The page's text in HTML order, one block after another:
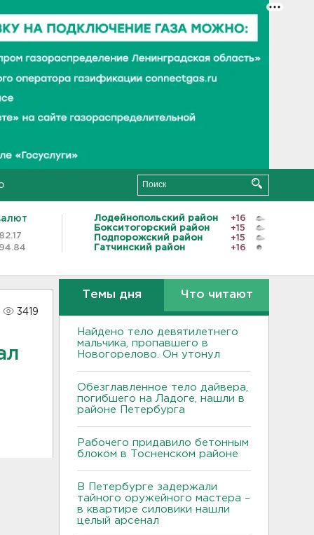
82.17
94.84
Лодейнопольский район
+16
Бокситогорский район
+15
Подпорожский район
+15
Гатчинский район
+16
3419
Темы дня Что читают
Найдено тело девятилетнего
мальчика, пропавшего в
Новогорелово. Он утонул
Обезглавленное тело дайвера,
погибшего на Ладоге, нашли в
районе Петербурга
Рабочего придавило бетонным
блоком в Тосненском районе
В Петербурге задержали
тайного оружейного мастера –
в квартире силовики нашли
целый арсенал